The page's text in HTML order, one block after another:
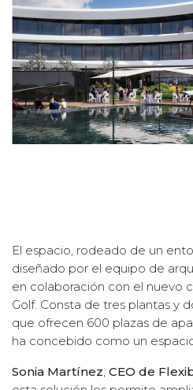
El espacio, rodeado de un
diseñado por el equipo de
en colaboración con el nuevo
Golf. Consta de tres plantas y
que ofrecen 600 plazas de
ha concebido como un
Sonia Martínez, CEO de